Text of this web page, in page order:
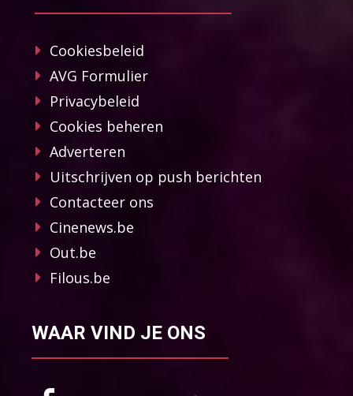
Cookiesbeleid
AVG Formulier
Privacybeleid
Cookies beheren
Adverteren
Uitschrijven op push berichten
Contacteer ons
Cinenews.be
Out.be
Filous.be
WAAR VIND JE ONS